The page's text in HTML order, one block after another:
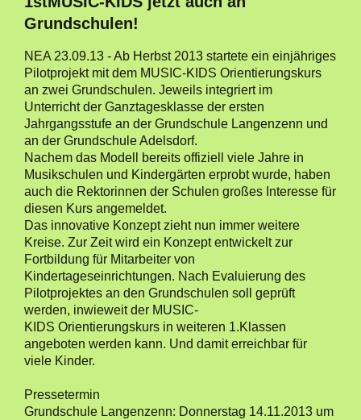
Grundschulen!
NEA 23.09.13 - Ab Herbst 2013 startete ein einjähriges
Pilotprojekt mit dem MUSIC-KIDS Orientierungskurs
an zwei Grundschulen. Jeweils integriert im
Unterricht der Ganztagesklasse der ersten
Jahrgangsstufe an der Grundschule Langenzenn und
an der Grundschule Adelsdorf.
Nachem das Modell bereits offiziell viele Jahre in
Musikschulen und Kindergärten erprobt wurde, haben
auch die Rektorinnen der Schulen großes Interesse für
diesen Kurs angemeldet.
Das innovative Konzept zieht nun immer weitere
Kreise. Zur Zeit wird ein Konzept entwickelt zur
Fortbildung für Mitarbeiter von
Kindertageseinrichtungen. Nach Evaluierung des
Pilotprojektes an den Grundschulen soll geprüft
werden, inwieweit der MUSIC-
KIDS Orientierungskurs in weiteren 1.Klassen
angeboten werden kann. Und damit erreichbar für
viele Kinder.
Pressetermin
Grundschule Langenzenn: Donnerstag 14.11.2013 um